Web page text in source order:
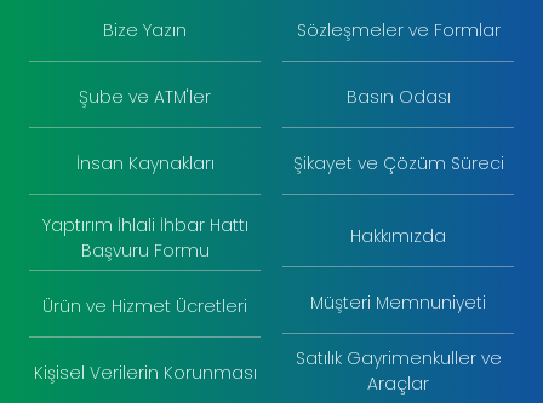
Bize Yazın
Şube ve ATM'ler
İnsan Kaynakları
Sözleşmeler ve Formlar
Basın Odası
Şikayet ve Çözüm Süreci
Yaptırım İhlali İhbar Hattı
Başvuru Formu
Ürün ve Hizmet Ücretleri
Kişisel Verilerin Korunması
Hakkımızda
Müşteri Memnuniyeti
Satılık Gayrimenkuller ve
Araçlar